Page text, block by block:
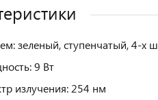
зеленый, ступенчатый, 4-х
9 Вт
излучения: 254 нм